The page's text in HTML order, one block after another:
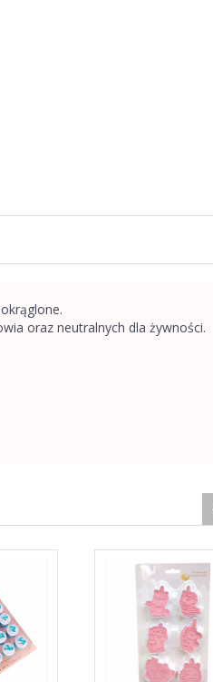
oraz neutralnych dla żywności.